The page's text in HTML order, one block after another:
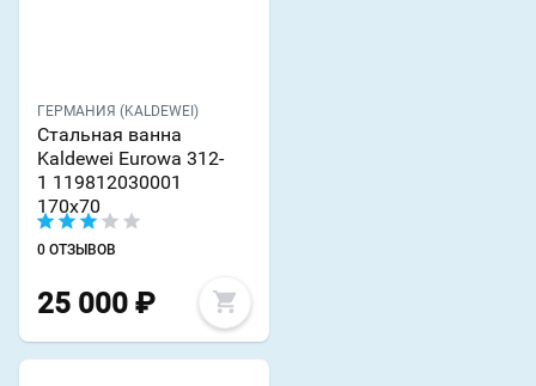
ГЕРМАНИЯ (KALDEWEI)
Стальная ванна
Kaldewei Eurowa 312-
1 119812030001
170х70
0 ОТЗЫВОВ
25 000 ₽